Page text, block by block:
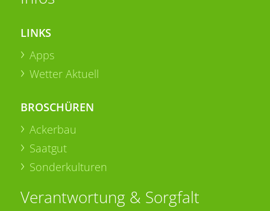
LINKS
Apps
Wetter Aktuell
BROSCHÜREN
Ackerbau
Saatgut
Sonderkulturen
Verantwortung & Sorgfalt